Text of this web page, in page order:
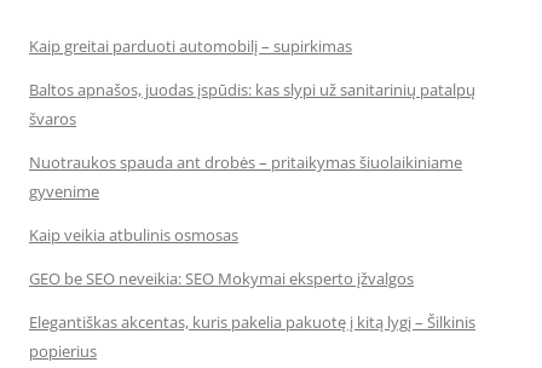
Kaip greitai parduoti automobilį – supirkimas
Baltos apnašos, juodas įspūdis: kas slypi už sanitarinių patalpų
švaros
Nuotraukos spauda ant drobės – pritaikymas šiuolaikiniame
gyvenime
Kaip veikia atbulinis osmosas
GEO be SEO neveikia: SEO Mokymai eksperto įžvalgos
Elegantiškas akcentas, kuris pakelia pakuotę į kitą lygį – Šilkinis
popierius